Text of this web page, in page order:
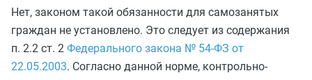
Нет, законом такой обязанности для самозанятых
граждан не установлено. Это следует из содержания
п. 2.2 ст. 2 Федерального закона № 54-ФЗ от
22.05.2003. Согласно данной норме, контрольно-